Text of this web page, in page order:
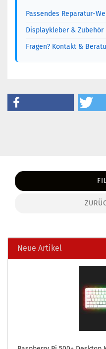
Passendes Reparatur-
Displaykleber & Zubehör
Fragen? Kontakt &
Neue Artikel